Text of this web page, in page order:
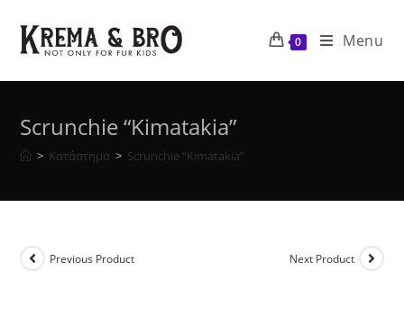
content
0 Menu
Scrunchie “Kimatakia”
> Κατάστημα > Scrunchie “Kimatakia”
Previous Product Next Product